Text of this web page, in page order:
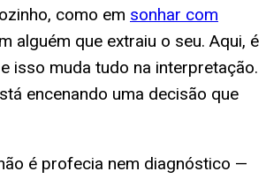
como em sonhar com
alguém que extraiu o seu. Aqui, é
isso muda tudo na interpretação.
encenando uma decisão que
é profecia nem diagnóstico —